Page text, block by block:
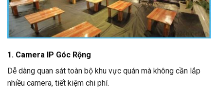
1. Camera IP Góc Rộng
Dễ dàng quan sát toàn bộ khu vực quán mà không cần lắp
nhiều camera, tiết kiệm chi phí.